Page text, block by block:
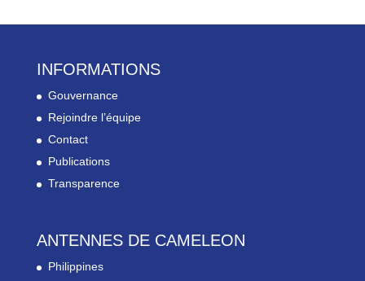
INFORMATIONS
Gouvernance
Rejoindre l’équipe
Contact
Publications
Transparence
ANTENNES DE CAMELEON
Philippines